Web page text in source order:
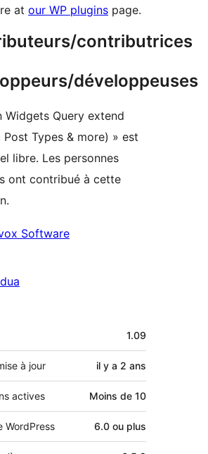
at our WP plugins page.
contributrices
développeuses
Widgets Query extend
Post Types & more) » est
libre. Les personnes
ont contribué à cette
Software
1.09
à jour il y a 2 ans
actives Moins de 10
WordPress 6.0 ou plus